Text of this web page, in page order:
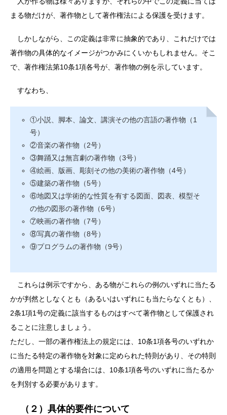
まる物だけが、著作物として著作権法による保護を受けます。
しかしながら、この定義は非常に抽象的であり、これだけでは
著作物の具体的なイメージがつかみにくいかもしれません。そこ
で、著作権法第10条1項各号が、著作物の例を示しています。
すなわち、
①小説、脚本、論文、講演その他の言語の著作物（1
号）
②音楽の著作物（2号）
③舞踊又は無言劇の著作物（3号）
④絵画、版画、彫刻その他の美術の著作物（4号）
⑤建築の著作物（5号）
⑥地図又は学術的な性質を有する図面、図表、模型そ
の他の図形の著作物（6号）
⑦映画の著作物（7号）
⑧写真の著作物（8号）
⑨プログラムの著作物（9号）
これらは例示ですから、ある物がこれらの例のいずれに当たる
かが判然としなくとも（あるいはいずれにも当たらなくとも）、
2条1項1号の定義に該当するものはすべて著作物として保護され
ることに注意しましょう。
ただし、一部の著作権法上の規定には、10条1項各号のいずれか
に当たる特定の著作物を対象に定められた特則があり、その特則
の適用を問題とする場合には、10条1項各号のいずれに当たるか
を判別する必要があります。
（２）具体的要件について